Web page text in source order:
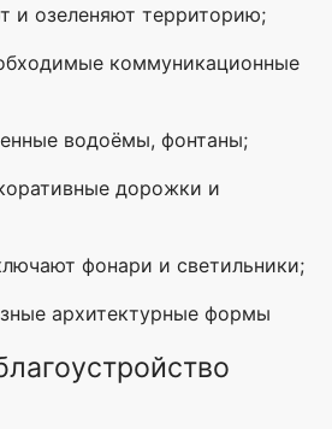
и озеленяют территорию;
коммуникационные
водоёмы, фонтаны;
дорожки и
фонари и светильники;
архитектурные формы